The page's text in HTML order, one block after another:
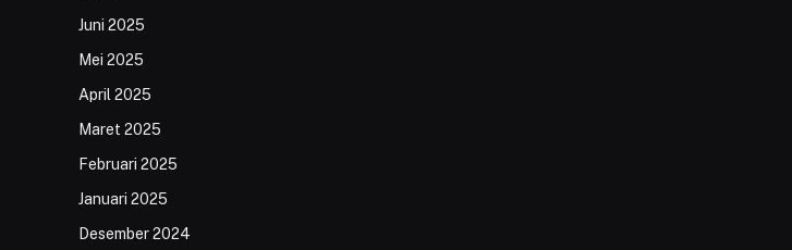
Juni 2025
Mei 2025
April 2025
Maret 2025
Februari 2025
Januari 2025
Desember 2024